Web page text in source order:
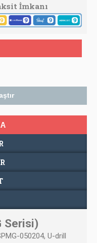
İmkanı
Serisi)
050204, U-drill